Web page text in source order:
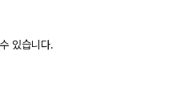
있습니다.